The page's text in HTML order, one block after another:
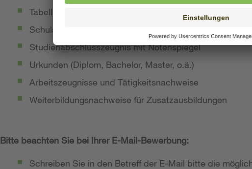
Tabellarischer Lebenslauf mit qualifikationsrelevanten
Schulabschluss- und Ausbildungszeugnisse mit
Studienabschlusszeugnis mit Notenspiegel
Urkunden (Diplom, Bachelor, Master, o.ä.)
Arbeitszeugnisse und Tätigkeitsnachweise
Weiterbildungsnachweise für Zusatzausbildungen
Bitte beachten Sie bei Ihrer E-Mail-Bewerbung:
Schreiben Sie in den Betreff der E-Mail bitte die